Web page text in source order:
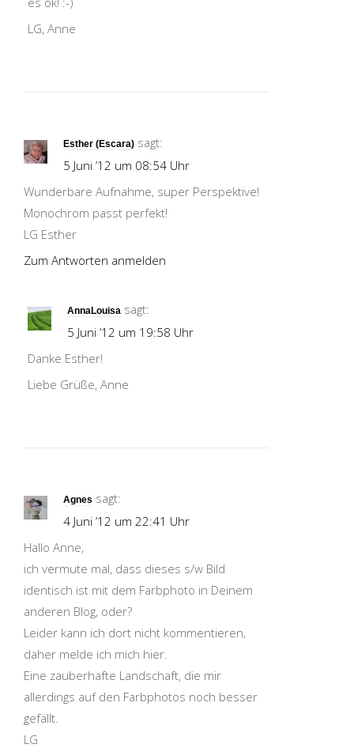
LG, Anne
Esther (Escara) sagt:
5 Juni ’12 um 08:54 Uhr
Wunderbare Aufnahme, super Perspektive!
Monochrom passt perfekt!
LG Esther
Zum Antworten anmelden
AnnaLouisa sagt:
5 Juni ’12 um 19:58 Uhr
Danke Esther!
Liebe Grüße, Anne
Agnes sagt:
4 Juni ’12 um 22:41 Uhr
Hallo Anne,
ich vermute mal, dass dieses s/w Bild
identisch ist mit dem Farbphoto in Deinem
anderen Blog, oder?
Leider kann ich dort nicht kommentieren,
daher melde ich mich hier.
Eine zauberhafte Landschaft, die mir
allerdings auf den Farbphotos noch besser
gefällt.
LG